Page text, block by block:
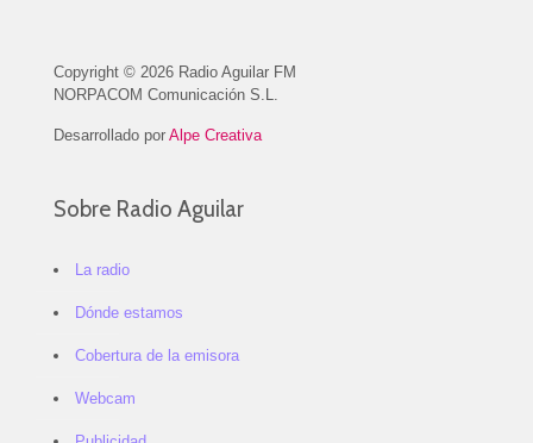
Copyright © 2026 Radio Aguilar FM
NORPACOM Comunicación S.L.
Desarrollado por Alpe Creativa
Sobre Radio Aguilar
La radio
Dónde estamos
Cobertura de la emisora
Webcam